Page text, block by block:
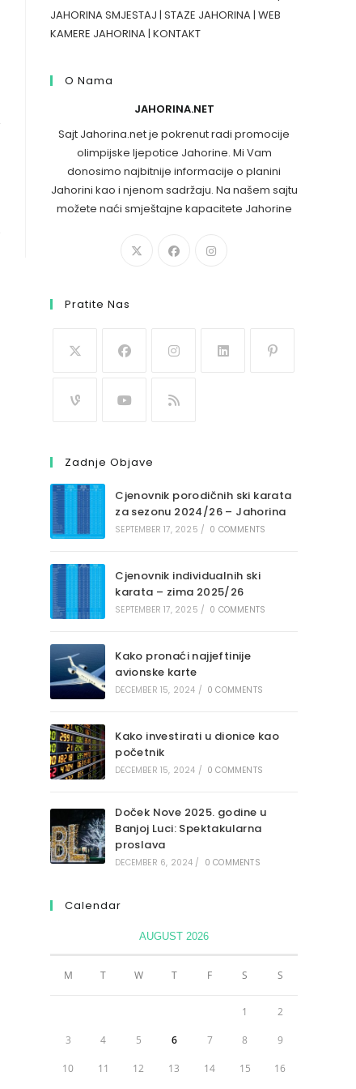
JAHORINA SMJESTAJ | STAZE JAHORINA| WEB
KAMERE JAHORINA| KONTAKT
O Nama
JAHORINA.NET
Sajt Jahorina.net je pokrenut radi promocije
olimpijske ljepotice Jahorine. Mi Vam
donosimo najbitnije informacije o planini
Jahorini kao i njenom sadržaju. Na našem sajtu
možete naći smještajne kapacitete Jahorine
Pratite Nas
Zadnje Objave
Cjenovnik porodičnih ski karata
za sezonu 2024/26 – Jahorina
SEPTEMBER 17, 2025 / 0 COMMENTS
Cjenovnik individualnih ski
karata – zima 2025/26
SEPTEMBER 17, 2025 / 0 COMMENTS
Kako pronaći najjeftinije
avionske karte
DECEMBER 15, 2024 / 0 COMMENTS
Kako investirati u dionice kao
početnik
DECEMBER 15, 2024 / 0 COMMENTS
Doček Nove 2025. godine u
Banjoj Luci: Spektakularna
proslava
DECEMBER 6, 2024 / 0 COMMENTS
Calendar
AUGUST 2026
M T W T F S S
1 2
3 4 5 6 7 8 9
10 11 12 13 14 15 16